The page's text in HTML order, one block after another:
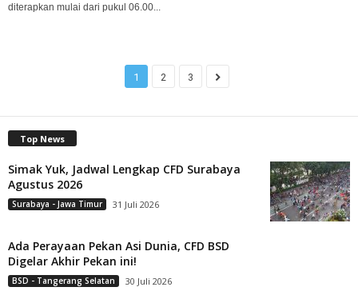
diterapkan mulai dari pukul 06.00...
1 2 3
Top News
Simak Yuk, Jadwal Lengkap CFD Surabaya
Agustus 2026
Surabaya - Jawa Timur 31 Juli 2026
Ada Perayaan Pekan Asi Dunia, CFD BSD
Digelar Akhir Pekan ini!
BSD - Tangerang Selatan 30 Juli 2026